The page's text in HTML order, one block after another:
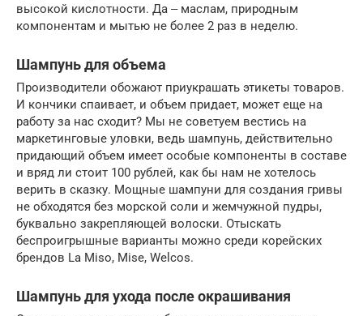
высокой кислотности. Да ‒ маслам, природным
компонентам и мытью не более 2 раз в неделю.
Шампунь для объема
Производители обожают приукрашать этикеты товаров.
И кончики спаивает, и объем придает, может еще на
работу за нас сходит? Мы не советуем вестись на
маркетинговые уловки, ведь шампунь, действительно
придающий объем имеет особые компоненты в составе
и вряд ли стоит 100 рублей, как бы нам не хотелось
верить в сказку. Мощные шампуни для создания гривы
не обходятся без морской соли и жемчужной пудры,
буквально закрепляющей волоски. Отыскать
беспроигрышные варианты можно среди корейских
брендов La Miso, Mise, Welcos.
Шампунь для ухода после окрашивания